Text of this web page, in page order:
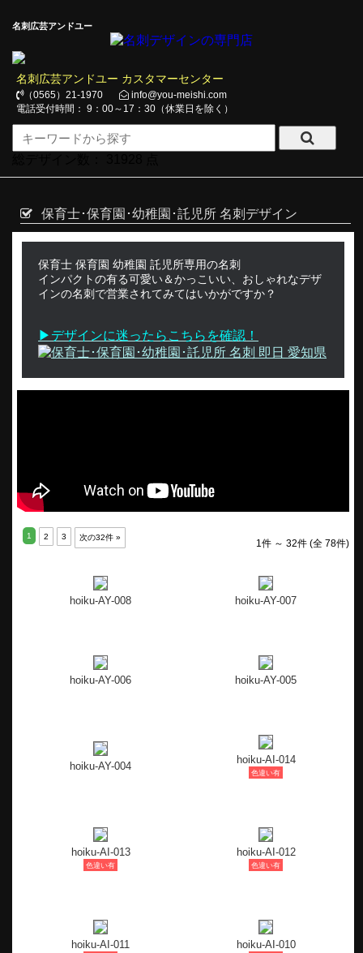
名刺広芸アンドユー
名刺広芸アンドユー カスタマーセンター
（0565）21-1970
info@you-meishi.com
電話受付時間： 9：00～17：30（休業日を除く）
保育士･保育園･幼稚園･託児所 名刺デザイン
保育士 保育園 幼稚園 託児所専用の名刺
インパクトの有る可愛い＆かっこいい、おしゃれなデザ
インの名刺で営業されてみてはいかがですか？
▶デザインに迷ったらこちらを確認！
1件 ～ 32件 (全 78件)
1 2 3 次の32件 »
hoiku-AY-008 hoiku-AY-007
hoiku-AY-006 hoiku-AY-005
hoiku-AY-004
hoiku-AI-014
色違い有
hoiku-AI-013
色違い有
hoiku-AI-012
色違い有
hoiku-AI-011 hoiku-AI-010